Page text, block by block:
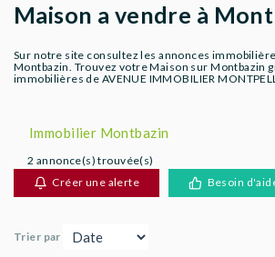
ESTIMER
AGENCES
Maison a vendre à
Sur notre site consultez les annonces
Montbazin. Trouvez votre Maison sur Montbazin
immobilières de AVENUE IMMOBILIER
Immobilier Montbazin
2 annonce(s) trouvée(s)
Créer une alerte
Besoin
Trier par